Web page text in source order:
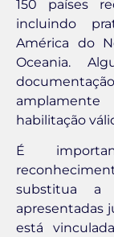
150 países
incluindo
América do
Oceania.
habilitação
É
substitua a
apresentadas
está